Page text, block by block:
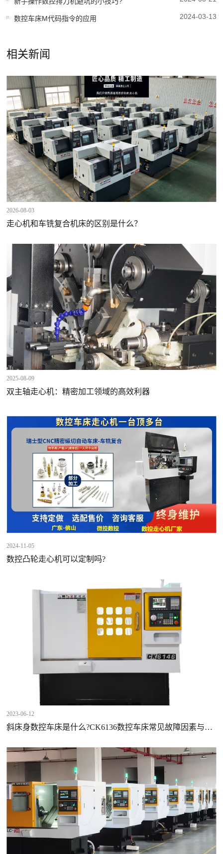
数控车床M代码指令的应用 2024-03-13
相关新闻
2026-08-03
走心机和车铣复合机床的区别是什么？
2025-08-09
双主轴走心机：精密加工领域的高效利器
2024-11-05
数控凸轮走心机可以定制吗?
2023-06-12
斜床身数控车床是什么?CK6136数控车床常见故障因素与解